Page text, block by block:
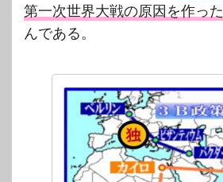
第一次世界大戦の原因を作った
んである。